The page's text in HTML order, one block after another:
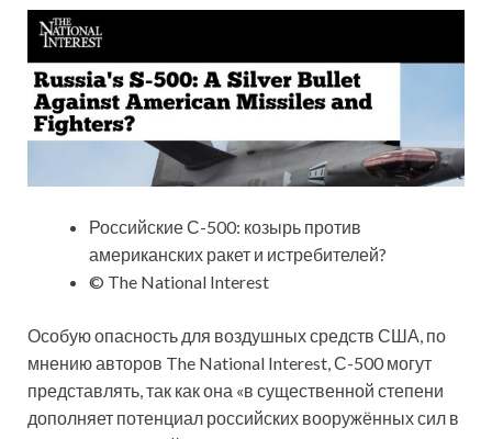
Российские С-500: козырь против
американских ракет и истребителей?
© The National Interest
Особую опасность для воздушных средств США, по
мнению авторов The National Interest, С-500 могут
представлять, так как она «в существенной степени
дополняет потенциал российских вооружённых сил в